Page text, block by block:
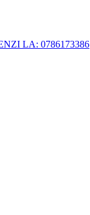
LA: 0786173386